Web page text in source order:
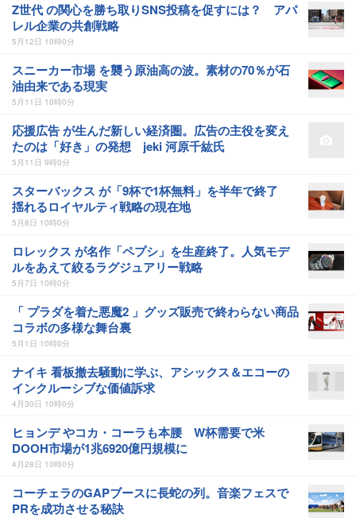
Z世代 の関心を勝ち取りSNS投稿を促すには？ アパ
レル企業の共創戦略
5月12日 10時0分
スニーカー市場 を襲う原油高の波。素材の70％が石
油由来である現実
5月11日 10時0分
応援広告 が生んだ新しい経済圏。広告の主役を変え
たのは「好き」の発想 jeki 河原千紘氏
5月11日 9時0分
スターバックス が「9杯で1杯無料」を半年で終了
揺れるロイヤルティ戦略の現在地
5月8日 10時0分
ロレックス が名作「ペプシ」を生産終了。人気モデ
ルをあえて絞るラグジュアリー戦略
5月7日 10時0分
「 プラダを着た悪魔2 」グッズ販売で終わらない商品
コラボの多様な舞台裏
5月1日 10時0分
ナイキ 看板撤去騒動に学ぶ、アシックス＆エコーの
インクルーシブな価値訴求
4月30日 10時0分
ヒョンデ やコカ・コーラも本腰 W杯需要で米
DOOH市場が1兆6920億円規模に
4月28日 10時0分
コーチェラのGAPブースに長蛇の列。音楽フェスで
PRを成功させる秘訣